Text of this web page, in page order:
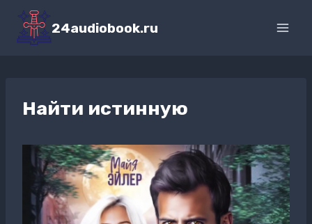
Перейти
содержимому
24audiobook.ru
Найти истинную